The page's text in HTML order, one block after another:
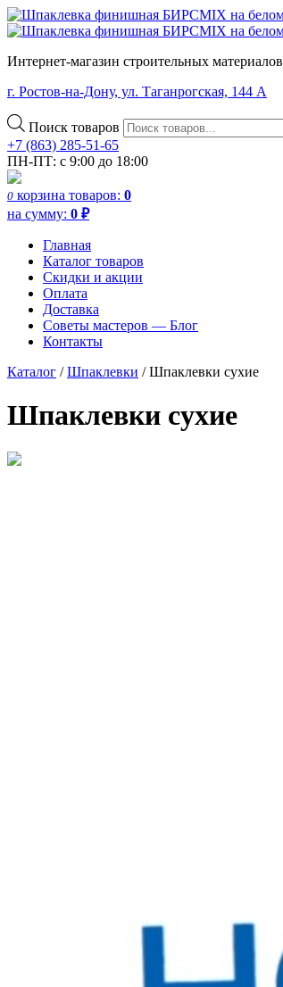
Интернет-магазин строительных материалов
г. Ростов-на-Дону, ул. Таганрогская, 144 А
Поиск товаров
+7 (863) 285-51-65
ПН-ПТ: с 9:00 до 18:00
0 корзина товаров: 0
на сумму: 0 ₽
Главная
Каталог товаров
Скидки и акции
Оплата
Доставка
Советы мастеров — Блог
Контакты
Каталог /Шпаклевки / Шпаклевки сухие
Шпаклевки сухие